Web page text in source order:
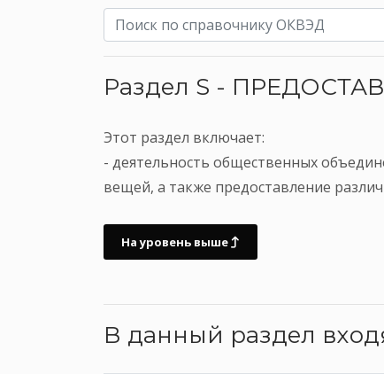
Раздел S -
Этот раздел включает:
- деятельность общественных
вещей, а также предоставление
На уровень выше
В данный раздел